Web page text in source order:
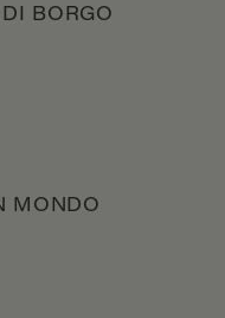
BORGO
MONDO